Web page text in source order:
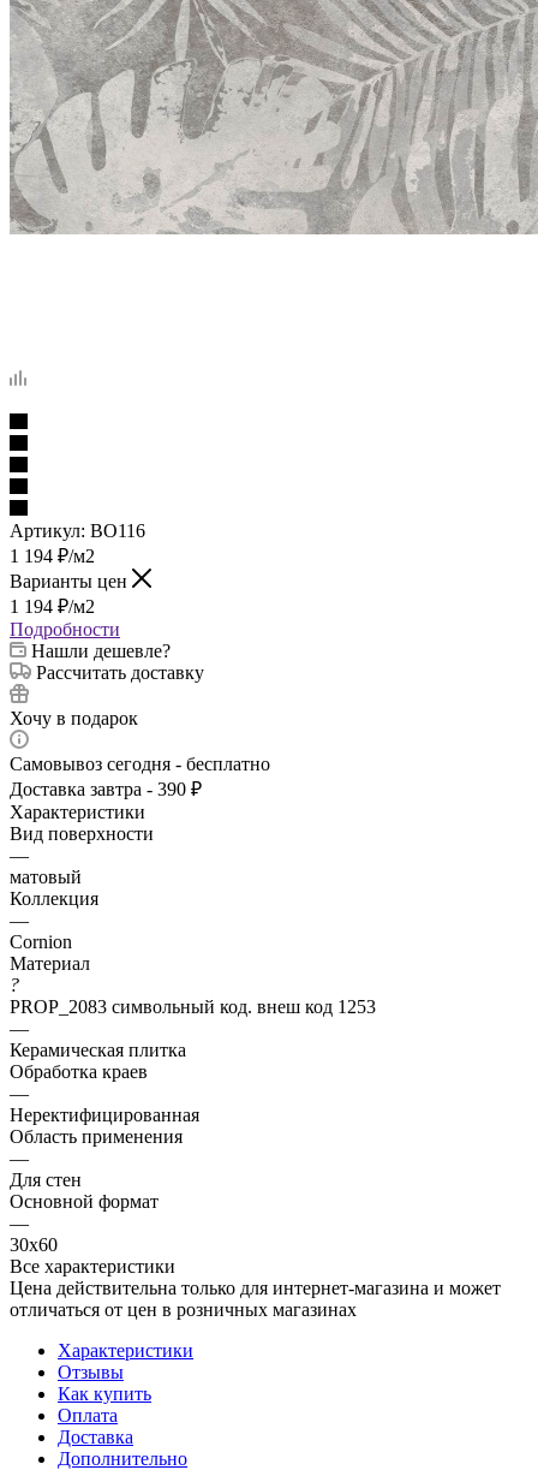
Артикул: BO116
1 194 ₽/м2
Варианты цен
1 194 ₽/м2
Подробности
Нашли дешевле?
Рассчитать доставку
Хочу в подарок
Самовывоз сегодня - бесплатно
Доставка завтра - 390 ₽
Характеристики
Вид поверхности
—
матовый
Коллекция
—
Cornion
Материал
?
PROP_2083 символьный код. внеш код 1253
—
Керамическая плитка
Обработка краев
—
Неректифицированная
Область применения
—
Для стен
Основной формат
—
30х60
Все характеристики
Цена действительна только для интернет-магазина и может
отличаться от цен в розничных магазинах
Характеристики
Отзывы
Как купить
Оплата
Доставка
Дополнительно